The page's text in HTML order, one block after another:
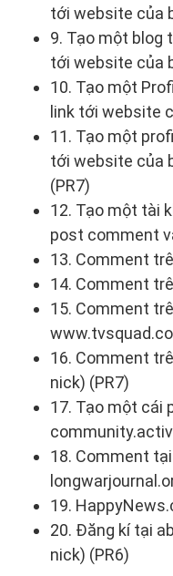
tới website của
9. Tạo một blog
tới website của
10. Tạo một
link tới website
11. Tạo một
tới website của
(PR7)
12. Tạo một tài
post comment
13. Comment
14. Comment
15. Comment
16. Comment
nick) (PR7)
17. Tạo một cái
18. Comment
19.
20. Đăng kí tại
nick) (PR6)